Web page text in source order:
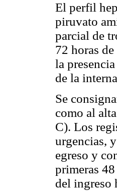
El perfil
piruvato
parcial de
72 horas
la
de la
Se
como al
C). Los
urgencias,
egreso y
primeras
del ingreso